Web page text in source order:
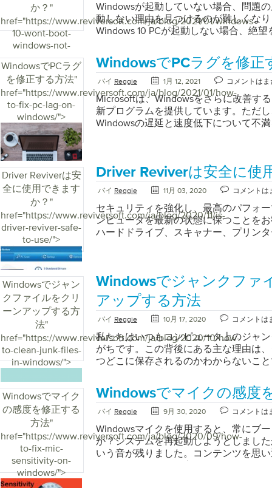
ブラウザも良くありません。ほとんど
告ブロッカーは、トラッカーを実際に
たちのエクスペリエンスを非常に平和
イスへのアクセスを許可するために支
ドアがあります。とにかくそのような
のポイントさえ何ですか？したがって
らのオンライン広告を制御するために
用しようとします。問題は、これまで
トが消耗し、アプリが処理能力の大部
題に照らして、 Ad Removerは、オン
大幅に向上させることができるという
つのソリューションです。 ページの読
るため、より高速に楽しむことができ
Webサイトが広告サーバー呼び出しを
ンCookieサーバー呼び出しを実行した
広告を投影するかを決める手がかりが
て、それは彼らがあなたを潜在的な顧
どまらせます。広告サーバーへの呼び
行く多くの表示スペースでWebページ
ませんが、すべての情報が画面に完全
り、エクスペリエンス全体がシームレ
なります。広告リムーバーの利点
の利点があります。拡張機能には使い
きます。スポイラー警告！それは多い
にそれを取りたいかどうかをまだ考え
バーも7日間の無料トライアルの形で提
クでインストールするだけで、ゼロ広
ーネットの世界を見ることができます
をブロックしますAd Removerは、すべ
ックします。それらのすべての最後の1
す。ドライバーのバックアップアンイ
スタートアップマネージャーレジスト
子マネージャーシステムインフォメー
に保守し、心配する必要がなくなりま
するトップ5の理由コンピューターの速
PCReviverを入手して新品のように実
コンピューターの一般的な問題を見つ
ンワンのメンテナンスソリューション
問題を今後防ぐことができます。
払わなければならないことを意味しま
はあなたのコンピュータを整備士に任
しれません日。ストレスがかかるだけ
す。ただし、これらの一般的な問題は
解決できます。いくつかの調整。スペ
ンクファイルをクリアします。ソフト
クします。コンピュータの問題を見つ
をクリックします。スキャンが完了し
す。問題を修正するには、「修復」を
するPC Reviverを使用する場合、不要
クラッシュ、またはドライバーの欠落
ありません。すべてがPCReviverによっ
ナンス機能を使用するには、以下の手
す。ホーム画面に移動し、[メンテナン
行し続けるためにメンテナンスが必要
す。ここにいくつかの簡単なメンテナ
クラッシュヘルパーブルースクリーン
は、検索バーにエラーコードを入力し
は、問題を永続的に修正する方法を示
ックアップシステムドライバの完全バ
とも、ボタンをクリックするだけで特
か？ "
href="https://www.reviversoft.com/ja/blog/2021/01/windows-
10-wont-boot-
windows-not-
booting-what-to-
do/">
Windowsが起動していない場合、問題
動しない理由を見つけるのが難しくな
Windows 10 PCが起動しない場合、絶
まな修正を試すことができます。
が起動しない問題を解決するために使
が用意されています。自分ですべて実
くつかあります。ここでは、
に実行できる手順を示します。
するWindows 10が起動しない場合は、
を修復できます。 Windows 10には、ス
スタートアップにアクセスするには、
はWindows10インストールディスクが
ールDVDまたはUSBキーをコンピュー
再起動します。リカバリメディアに直
ットアップ画面で[次へ]をクリックし、
を選択します。注：インストールディ
ピューターの電源を入れるとすぐにF11
グ] -> [詳細オプション] -> [スタートア
「スタートアップ修復」をクリックす
キャンして再起動し、修正できるシス
す。ただし、Microsoftアカウント認証
ます。問題が見つかった場合は、自動
が機能しない場合は、[トラブルシュー
ョン] -> [システムの復元]に移動して、[
ンの使用を検討することもできます。
タが正常に動作していた以前のポイン
前の復元ポイントが表示されます。コ
人ファイルは削除されません。
くださいWindows 10が起動しない場合
セーフモードです。これは、最小限の
ーターを起動できる代替のブートスキ
ートプロセスを使用すると、ソフトウ
を解決できます。通常は、コンピュー
WindowsでPCラグ
を修正する方法"
href="https://www.reviversoft.com/ja/blog/2021/01/how-
to-fix-pc-lag-on-
windows/">
WindowsでPCラグを修正
バイ Reggie 1月 12, 2021 コメントは
Microsoftは、Windowsをさらに改善す
新プログラムを提供しています。ただ
Windowsの遅延と速度低下について不
大きな問題にはならないかもしれませ
システムを使用することは非常に迷惑
し、速度の低下と遅延は、必ずしも
るとは限りません。 WindowsPCの速度
たくさんあります。 PCの遅延は、ウイ
または巨大な一時ファイルが原因で発
ムを無効にすることです。多くのプロ
ンドプロセスで自動的に実行されます
ムは、Windowsシステムを遅くします
通常、コンピュータの電源を入れると
す。したがって、頻繁に使用しない場
る必要があります。不要なプログラム
るには、次の手順に従う必要があります
を同時に使用してタスクマネージャー
るすべてのプログラムを確認します。
ラムを右クリックし、[無効にする]オプ
動時に自動的に実行されないようにす
ことを行います。自動的に起動したく
に対してこれを行うと、コンピュータ
に役立ちます。コンピュータのウイル
ますほとんどの場合、Windowsシステ
Driver Reviverは安
全に使用できます
か？ "
href="https://www.reviversoft.com/ja/blog/2020/11/is-
driver-reviver-safe-
to-use/">
Driver Reviverは安全に使
バイ Reggie 11月 03, 2020 コメントは
セキュリティを強化し、最高のパフォ
ンピュータを最新の状態に保つことを
ハードドライブ、スキャナー、プリン
デバイスメーカーは毎月最新バージョ
るため、すべてを最新の状態に保つこ
ん。したがって、古いドライバをチェ
り、混乱し、退屈な作業です。次に、
くインストールする必要があります。
DriverReviverはあなたのすべての問題
ーターをスキャンして、コンピュータ
イバーを見つけます。次に、それが最
べてダウンロードするので、探してい
きます。 Driver Reviverは、ドライバー
グラムです。メーカーのドライバーの
イバーを識別します。このソフトウェ
パフォーマンスを最大化するのに役立
シンプルで使いやすいです。このソフ
な機能が備わっています。それはすべ
Windowsでジャン
クファイルをクリ
ーンアップする方
法"
href="https://www.reviversoft.com/ja/blog/2020/10/how-
to-clean-junk-files-
in-windows/">
Windowsでジャンクファ
アップする方法
バイ Reggie 10月 17, 2020 コメントは
私たちはいつもコンピュータ上のジャ
がちです。この背後にある主な理由は
つどこに保存されるのかわからないこ
ファイルをクリーンアップすることは
ーネット経由でファイルをダウンロー
行したりすると、ジャンクファイルが
歴、未使用データ、Cookie、およびキ
リに分類されます。これらはスペース
ーを詰まらせる可能性があります。コ
ファイルを削除することは良い習慣で
Windowsでマイク
の感度を修正する
方法"
href="https://www.reviversoft.com/ja/blog/2020/09/how-
to-fix-mic-
sensitivity-on-
windows/">
Windowsでマイクの感度
バイ Reggie 9月 30, 2020 コメントは
Windowsマイクを使用すると、常にブ
か？システムを再起動しようとしまし
いう音が残りました。コンテンツを思